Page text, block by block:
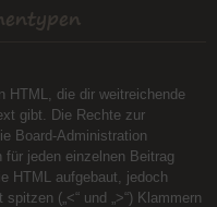
HTML, die dir weitreichende
gibt. Die Rechte zur
Board-Administration
jeden einzelnen Beitrag
HTML aufgebaut, jedoch
(„<“ und „>“) Klammern